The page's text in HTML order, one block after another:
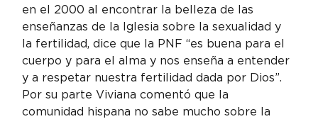
en el 2000 al encontrar la belleza de las
enseñanzas de la Iglesia sobre la sexualidad y
la fertilidad, dice que la PNF “es buena para el
cuerpo y para el alma y nos enseña a entender
y a respetar nuestra fertilidad dada por Dios”.
Por su parte Viviana comentó que la
comunidad hispana no sabe mucho sobre la